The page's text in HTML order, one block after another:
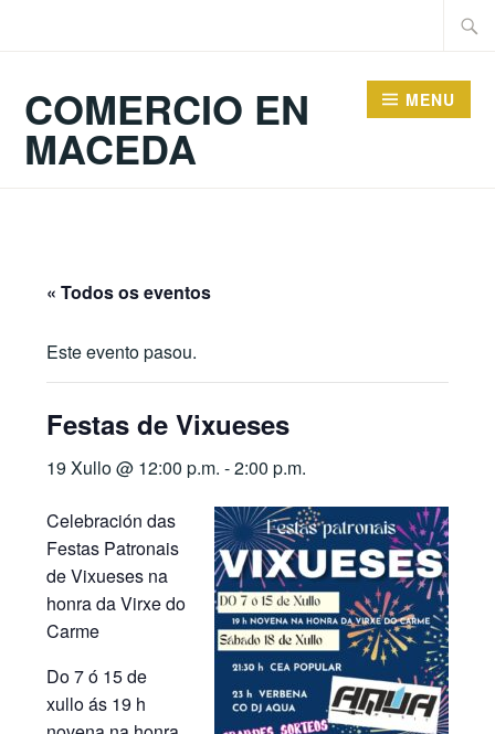
COMERCIO EN
MACEDA
MENU
« Todos os eventos
Este evento pasou.
Festas de Vixueses
19 Xullo @ 12:00 p.m. -2:00 p.m.
Celebración das
Festas Patronais
de Vixueses na
honra da Virxe do
Carme
Do 7 ó 15 de
xullo ás 19 h